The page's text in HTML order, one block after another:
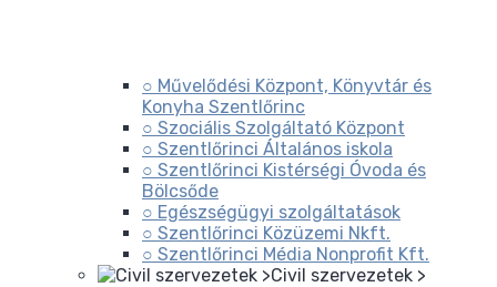
○ Művelődési Központ, Könyvtár és
Konyha Szentlőrinc
○ Szociális Szolgáltató Központ
○ Szentlőrinci Általános iskola
○ Szentlőrinci Kistérségi Óvoda és
Bölcsőde
○ Egészségügyi szolgáltatások
○ Szentlőrinci Közüzemi Nkft.
○ Szentlőrinci Média Nonprofit Kft.
Civil szervezetek >